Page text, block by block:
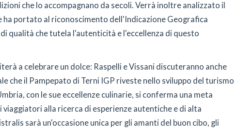
che lo accompagnano da secoli. Verrà inoltre analizzato il
ha portato al riconoscimento dell'Indicazione Geografica
qualità che tutela l'autenticità e l'eccellenza di questo
a celebrare un dolce: Raspelli e Vissani discuteranno anche
che il Pampepato di Terni IGP riveste nello sviluppo del turismo
con le sue eccellenze culinarie, si conferma una meta
viaggiatori alla ricerca di esperienze autentiche e di alta
sarà un'occasione unica per gli amanti del buon cibo, gli